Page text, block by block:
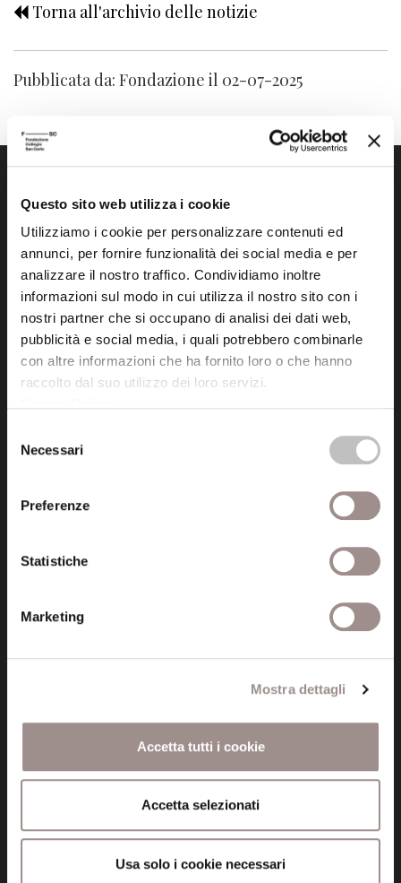
Questo sito web utilizza i cookie
Utilizziamo i cookie per personalizzare contenuti ed
annunci, per fornire funzionalità dei social media e per
analizzare il nostro traffico. Condividiamo inoltre
informazioni sul modo in cui utilizza il nostro sito con i
nostri partner che si occupano di analisi dei dati web,
pubblicità e social media, i quali potrebbero combinarle
con altre informazioni che ha fornito loro o che hanno
raccolto dal suo utilizzo dei loro servizi.
delNecessari
Preferenze
Statistiche
Marketing
Mostra dettagli
Accetta tutti i cookie
Accetta selezionati
Usa solo i cookie necessari
Torna all'archivio delle notizie
Pubblicata da: Fondazione il 02-07-2025
Fondazione Collegio San Carlo
Via San Carlo 5
41121 Modena (MO)
P.I. 00641060363
fondazionecollegiosancarlo@legalmail.it
Privacy